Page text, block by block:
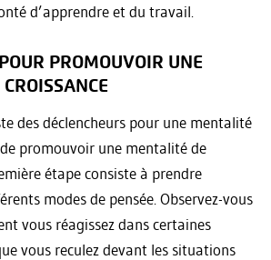
d’apprendre et du travail.
PROMOUVOIR UNE
des déclencheurs pour une mentalité
promouvoir une mentalité de
étape consiste à prendre
modes de pensée. Observez-vous
vous réagissez dans certaines
vous reculez devant les situations